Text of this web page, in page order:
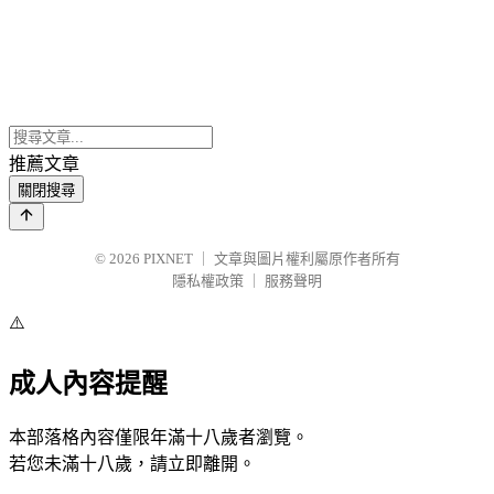
推薦文章
關閉搜尋
© 2026 PIXNET
文章與圖片權利屬原作者所有
隱私權政策
服務聲明
⚠️
成人內容提醒
本部落格內容僅限年滿十八歲者瀏覽。
若您未滿十八歲，請立即離開。